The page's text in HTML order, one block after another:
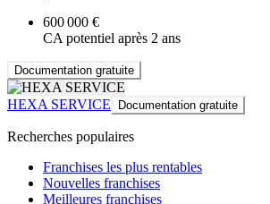
600 000 €
CA potentiel après 2 ans
Documentation gratuite
HEXA SERVICE Documentation gratuite
Recherches populaires
Franchises les plus rentables
Nouvelles franchises
Meilleures franchises